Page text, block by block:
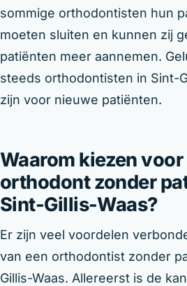
sommige orthodontisten hun
moeten sluiten en kunnen zij
patiënten meer aannemen.
steeds orthodontisten in Sint-
zijn voor nieuwe patiënten.
Waarom kiezen voor
orthodont zonder
Sint-Gillis-Waas?
Er zijn veel voordelen
van een orthodontist zonder
Gillis-Waas. Allereerst is de